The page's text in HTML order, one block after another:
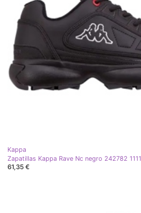
Kappa
Zapatillas Kappa Rave Nc negro 242782 1111
61,35 €